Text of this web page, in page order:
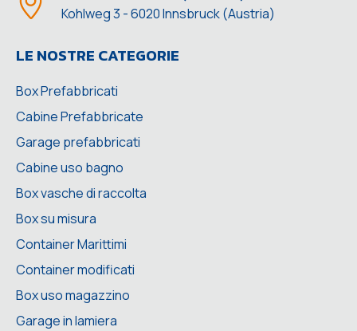
Kohlweg 3 - 6020 Innsbruck (Austria)
LE NOSTRE CATEGORIE
Box Prefabbricati
Cabine Prefabbricate
Garage prefabbricati
Cabine uso bagno
Box vasche di raccolta
Box su misura
Container Marittimi
Container modificati
Box uso magazzino
Garage in lamiera